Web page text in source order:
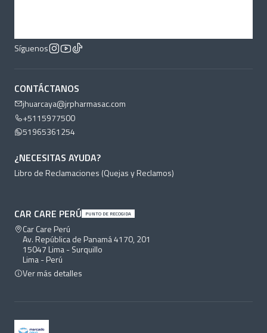
Síguenos
CONTÁCTANOS
jhuarcaya@jrpharmasac.com
+5115977500
51965361254
¿NECESITAS AYUDA?
Libro de Reclamaciones (Quejas y Reclamos)
CAR CARE PERÚ PUNTO DE RECOGIDA
Car Care Perú
Av. República de Panamá 4170, 201
15047 Lima - Surquillo
Lima - Perú
Ver más detalles